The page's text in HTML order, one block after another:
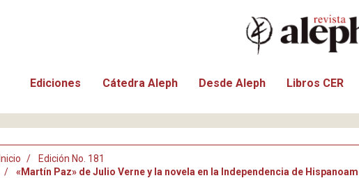
Ediciones Cátedra Aleph Desde Aleph Libros CER
Inicio
Edición No. 181
«Martín Paz» de Julio Verne y la novela en la Independencia de